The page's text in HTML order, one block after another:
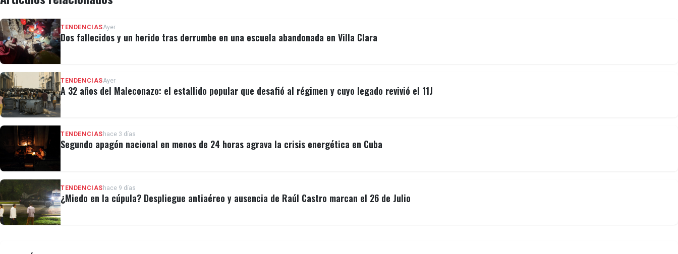
TENDENCIASAyer
Dos fallecidos y un herido tras derrumbe en una escuela abandonada en Villa Clara
TENDENCIASAyer
A 32 años del Maleconazo: el estallido popular que desafió al régimen y cuyo legado revivió el 11J
TENDENCIAS hace 3 días
Segundo apagón nacional en menos de 24 horas agrava la crisis energética en Cuba
TENDENCIAS hace 9 días
¿Miedo en la cúpula? Despliegue antiaéreo y ausencia de Raúl Castro marcan el 26 de Julio